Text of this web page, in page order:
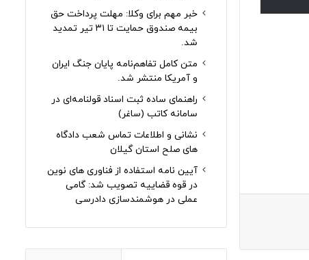
خبر مهم برای وکلا: مهلت پرداخت حق
بیمه صندوق حمایت تا ۳۱ تیر تمدید
شد.
متن کامل تفاهم‌نامه پایان جنگ ایران
و آمریکا منتشر شد.
راهنمای ساده ثبت اسناد قولنامه‌ای در
سامانه کاتب (ساغر)
نشانی و اطلاعات تماس شعب دادگاه
های صلح استان گیلان
آیین نامه استفاده از فناوری های نوین
در قوه قضاییه تصویب شد: گامی
عملی در هوشمندسازی دادرسی